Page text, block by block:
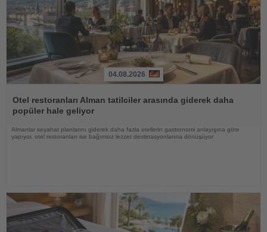
Oku
04.08.2026
Otel restoranları Alman tatilciler arasında giderek daha
popüler hale geliyor
Almanlar seyahat planlarını giderek daha fazla otellerin gastronomi anlayışına göre
yapıyor, otel restoranları ise bağımsız lezzet destinasyonlarına dönüşüyor